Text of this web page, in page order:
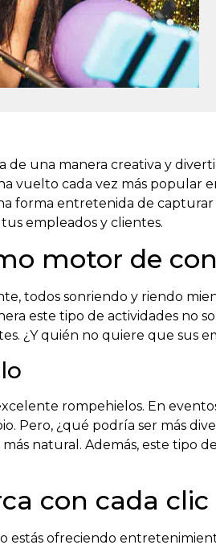
de una manera creativa y
ha vuelto cada vez más popular
forma entretenida de
empleados y clientes.
motor de
todos sonriendo y riendo
este tipo de actividades no
¿Y quién no quiere que sus
rompehielos. En
Pero, ¿qué podría ser más
natural. Además, este tipo
con cada clic
estás ofreciendo